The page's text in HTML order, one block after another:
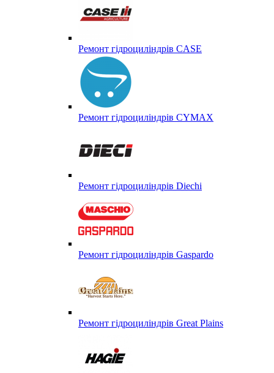
Ремонт гідроциліндрів CASE
Ремонт гідроциліндрів CYMAX
Ремонт гідроциліндрів Diechi
Ремонт гідроциліндрів Gaspardo
Ремонт гідроциліндрів Great Plains